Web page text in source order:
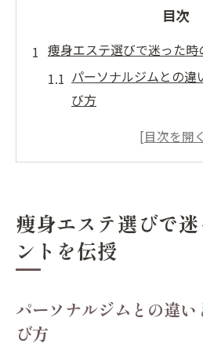
目次
痩身エステ選びで迷った
パーソナルジムとの違
び方
堺市の痩身エステ選び
痩身エステの意味や特
パーソナルジム併用で
堺市のパーソナルジム
痩身エステ選びで
ントを伝授
パーソナルジムとの違
び方